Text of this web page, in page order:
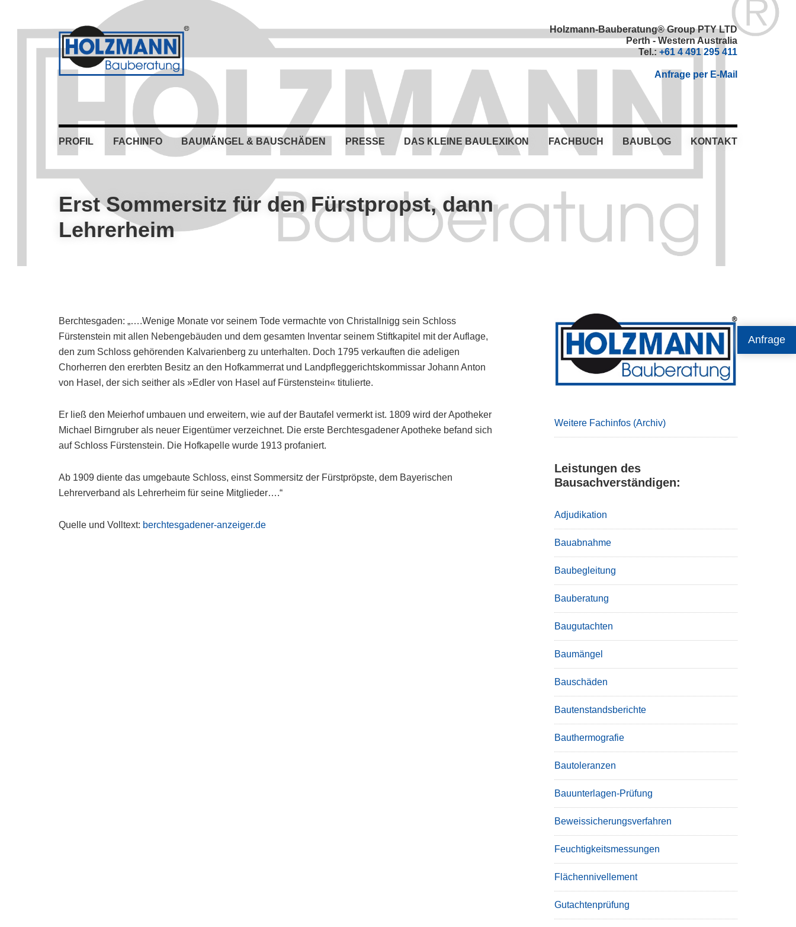
Anfrage
primary
primary
Holzmann-Bauberatung® Group PTY LTD
Perth - Western Australia
Tel.: +61 4 491 295 411
Anfrage per E-Mail
PROFIL FACHINFO BAUMÄNGEL & BAUSCHÄDEN PRESSE DAS KLEINE BAULEXIKON FACHBUCH BAUBLOG KONTAKT
Erst Sommersitz für den Fürstpropst, dann
Lehrerheim
Berchtesgaden: „….Wenige Monate vor seinem Tode vermachte von Christallnigg sein Schloss
Fürstenstein mit allen Nebengebäuden und dem gesamten Inventar seinem Stiftkapitel mit der Auflage,
den zum Schloss gehörenden Kalvarienberg zu unterhalten. Doch 1795 verkauften die adeligen
Chorherren den ererbten Besitz an den Hofkammerrat und Landpfleggerichtskommissar Johann Anton
von Hasel, der sich seither als »Edler von Hasel auf Fürstenstein« titulierte.
Er ließ den Meierhof umbauen und erweitern, wie auf der Bautafel vermerkt ist. 1809 wird der Apotheker
Michael Birngruber als neuer Eigentümer verzeichnet. Die erste Berchtesgadener Apotheke befand sich
auf Schloss Fürstenstein. Die Hofkapelle wurde 1913 profaniert.
Ab 1909 diente das umgebaute Schloss, einst Sommersitz der Fürstpröpste, dem Bayerischen
Lehrerverband als Lehrerheim für seine Mitglieder….“
Quelle und Volltext: berchtesgadener-anzeiger.de
Primary
Sidebar
Weitere Fachinfos (Archiv)
Leistungen des
Bausachverständigen:
Adjudikation
Bauabnahme
Baubegleitung
Bauberatung
Baugutachten
Baumängel
Bauschäden
Bautenstandsberichte
Bauthermografie
Bautoleranzen
Bauunterlagen-Prüfung
Beweissicherungsverfahren
Feuchtigkeitsmessungen
Flächennivellement
Gutachtenprüfung